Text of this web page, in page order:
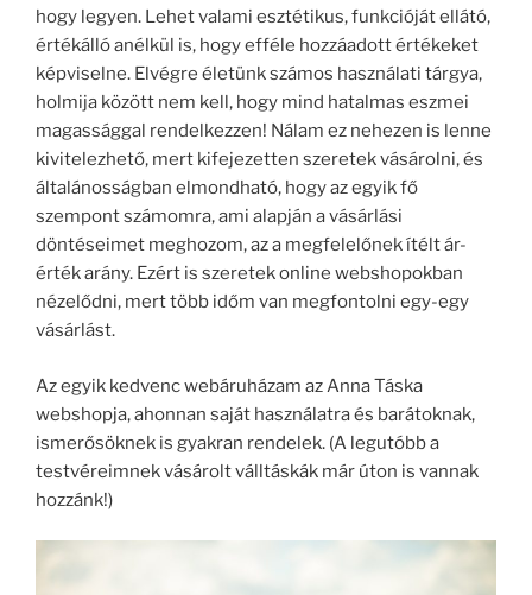
hogy legyen. Lehet valami esztétikus, funkcióját ellátó,
értékálló anélkül is, hogy efféle hozzáadott értékeket
képviselne. Elvégre életünk számos használati tárgya,
holmija között nem kell, hogy mind hatalmas eszmei
magassággal rendelkezzen! Nálam ez nehezen is lenne
kivitelezhető, mert kifejezetten szeretek vásárolni, és
általánosságban elmondható, hogy az egyik fő
szempont számomra, ami alapján a vásárlási
döntéseimet meghozom, az a megfelelőnek ítélt ár-
érték arány. Ezért is szeretek online webshopokban
nézelődni, mert több időm van megfontolni egy-egy
vásárlást.
Az egyik kedvenc webáruházam az Anna Táska
webshopja, ahonnan saját használatra és barátoknak,
ismerősöknek is gyakran rendelek. (A legutóbb a
testvéreimnek vásárolt válltáskák már úton is vannak
hozzánk!)